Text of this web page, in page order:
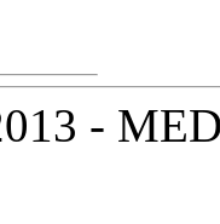
-